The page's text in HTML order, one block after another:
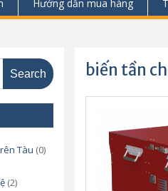
Hướng dẫn mua hàng
biến tần
Tàu (0)
(2)